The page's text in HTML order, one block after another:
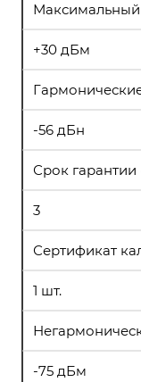
+30 дБм
-56 дБн
Срок гарантии
3
Сертификат
1 шт.
-75 дБм